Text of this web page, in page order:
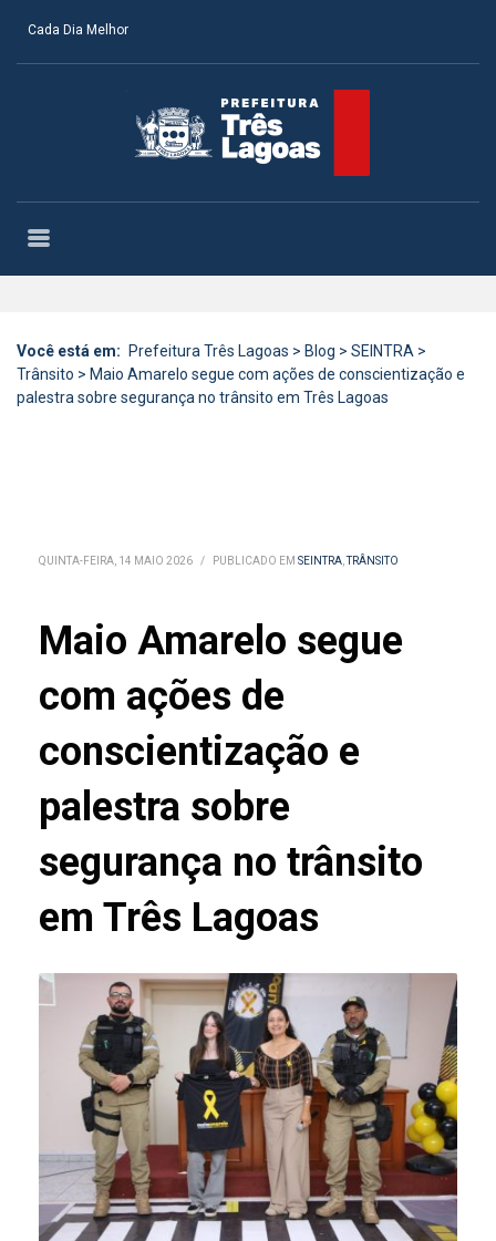
Cada Dia Melhor
Você está em: Prefeitura Três Lagoas > Blog > SEINTRA >
Trânsito > Maio Amarelo segue com ações de conscientização e
palestra sobre segurança no trânsito em Três Lagoas
QUINTA-FEIRA, 14 MAIO 2026 / PUBLICADO EM SEINTRA,TRÂNSITO
Maio Amarelo segue
com ações de
conscientização e
palestra sobre
segurança no trânsito
em Três Lagoas